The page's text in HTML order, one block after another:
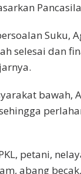
Suku,
selesai dan
petani,
abang